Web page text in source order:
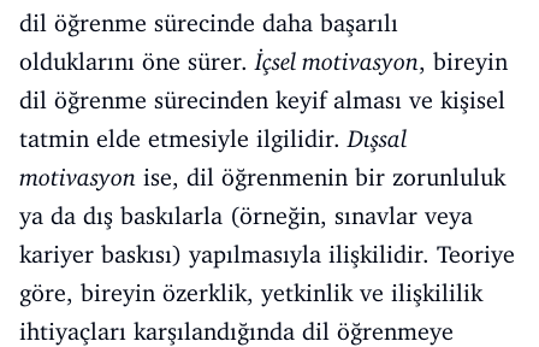
dil öğrenme sürecinde daha başarılı
olduklarını öne sürer.İçsel motivasyon, bireyin
dil öğrenme sürecinden keyif alması ve kişisel
tatmin elde etmesiyle ilgilidir.Dışsal
motivasyon ise, dil öğrenmenin bir zorunluluk
ya da dış baskılarla (örneğin, sınavlar veya
kariyer baskısı) yapılmasıyla ilişkilidir. Teoriye
göre, bireyin özerklik, yetkinlik ve ilişkililik
ihtiyaçları karşılandığında dil öğrenmeye